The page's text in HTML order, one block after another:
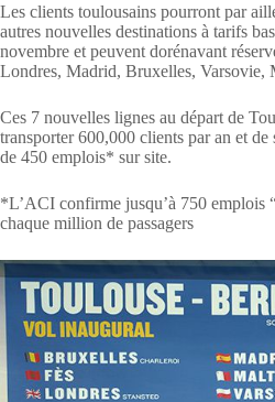
Les clients toulousains pourront par
autres nouvelles destinations à tarifs
novembre et peuvent dorénavant
Londres, Madrid, Bruxelles, Varsovie,
Ces 7 nouvelles lignes au départ de
transporter 600,000 clients par an et de
de 450 emplois* sur site.
*L’ACI confirme jusqu’à 750 emplois
chaque million de passagers